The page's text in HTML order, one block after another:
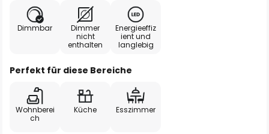
Dimmbar
Dimmer
nicht
enthalten
Energieeffiz
ient und
langlebig
Perfekt für diese Bereiche
Wohnberei
ch
Küche Esszimmer